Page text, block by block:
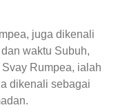
juga dikenali
waktu Subuh,
Rumpea, ialah
dikenali sebagai